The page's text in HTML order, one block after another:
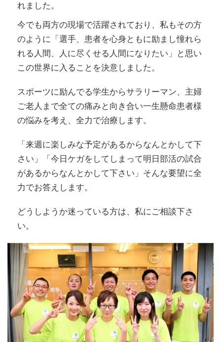
れました。
今でも両方の現場で活躍されており、私もその方
のように「選手、患者を心身ともに励まし憧れら
れる人間、人に尽くせる人間になりたい」と思い
この世界に入ることを決意しました。
スポーツに励んでる学生からサラリーマン、主婦
ご老人まで全ての痛みと向き合い一生懸命患者様
の悩みを考え、全力で治療します。
「来週に楽しみな予定があるからなんとかして下
さい」「今日ケガをしてしまって明日部活の試合
があるからなんとかして下さい」そんな要望に全
力でお答えします。
どうしようか迷っている方は、私にご相談下さ
い。